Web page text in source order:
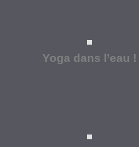
Yoga dans l’eau !